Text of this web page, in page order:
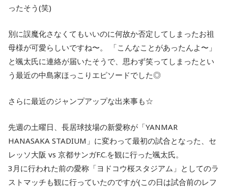
ったそう(笑)
別に誤魔化さなくてもいいのに何故か否定してしまったお祖
母様が可愛らしいですね〜。 「こんなことがあったんよ〜」
と颯太氏に連絡が届いたそうで、思わず笑ってしまったとい
う最近の中島家ほっこりエピソードでした◎
さらに最近のジャンプアップな出来事も☆
先週の土曜日、長居球技場の新愛称が「YANMAR
HANASAKA STADIUM」に変わって最初の試合となった、セ
レッソ大阪 vs 京都サンガF.C.を観に行った颯太氏。
3月に行われた前の愛称「ヨドコウ桜スタジアム」としてのラ
ストマッチも観に行っていたのですが(この日は試合前のレフ